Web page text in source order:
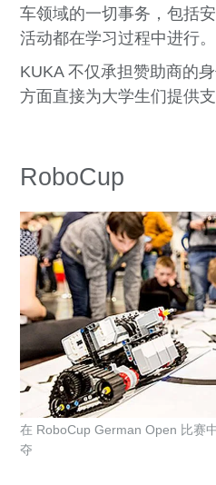
车领域的一切事务，包括
活动都在学习过程中进行。
KUKA不仅承担赞助商的
方面直接为大学生们提供支
RoboCup
在 RoboCup German Open 比赛
夺